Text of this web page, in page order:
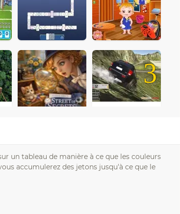
3
un tableau de manière à ce que les couleurs
accumulerez des jetons jusqu'à ce que le